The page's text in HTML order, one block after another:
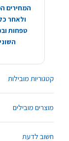
קטגוריות מובילות
מוצרים מובילים
חשוב לדעת
המחירים
ולאחר
טפחות